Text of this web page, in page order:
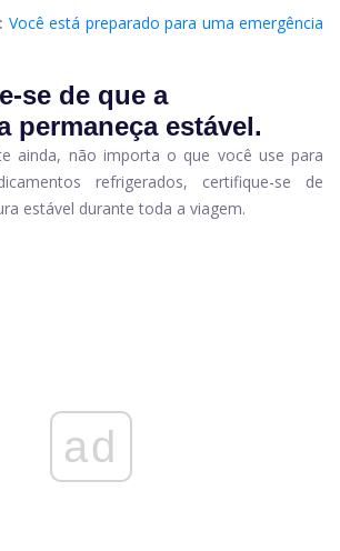
Você está preparado para uma emergência
se de que a
permaneça estável.
ainda, não importa o que você use para
refrigerados, certifique-se de
estável durante toda a viagem.
ad